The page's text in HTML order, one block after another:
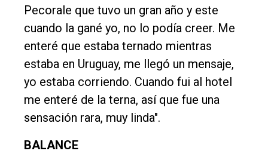
Pecorale que tuvo un gran año y este
cuando la gané yo, no lo podía creer. Me
enteré que estaba ternado mientras
estaba en Uruguay, me llegó un mensaje,
yo estaba corriendo. Cuando fui al hotel
me enteré de la terna, así que fue una
sensación rara, muy linda".
BALANCE